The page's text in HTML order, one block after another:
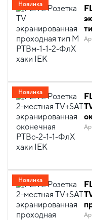
Новинка
Новинка
Новинка